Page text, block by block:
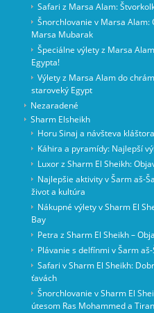
Safari z Marsa Alam:
Šnorchlovanie v Marsa Alam:
Marsa Mubarak
Špeciálne výlety z Marsa
Egypta!
Výlety z Marsa Alam do
staroveký Egypt
Nezaradené
Sharm Elsheikh
Horu Sinaj a návšteva
Káhira a pyramídy: Najlepší
Luxor z Sharm El Sheikh:
Najlepšie aktivity v Šarm aš-
život a kultúra
Nákupné výlety v Sharm El
Bay
Petra z Sharm El Sheikh –
Plávanie s delfínmi v Šarm
Safari v Sharm El Sheikh:
ťavách
Šnorchlovanie v Sharm El
útesom Ras Mohammed a Tiran